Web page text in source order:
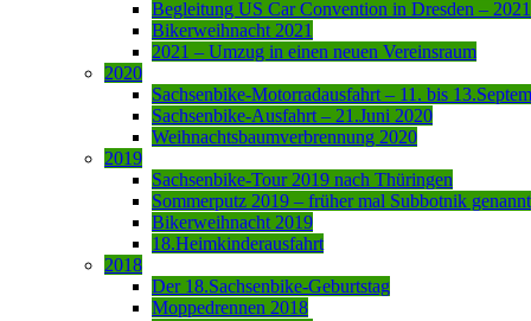
Begleitung US Car Convention in Dresden – 2021
Bikerweihnacht 2021
2021 – Umzug in einen neuen Vereinsraum
2020
Sachsenbike-Motorradausfahrt – 11. bis
Sachsenbike-Ausfahrt – 21.Juni 2020
Weihnachtsbaumverbrennung 2020
2019
Sachsenbike-Tour 2019 nach Thüringen
Sommerputz 2019 – früher mal Subbotnik genannt
Bikerweihnacht 2019
18.Heimkinderausfahrt
2018
Der 18.Sachsenbike-Geburtstag
Moppedrennen 2018